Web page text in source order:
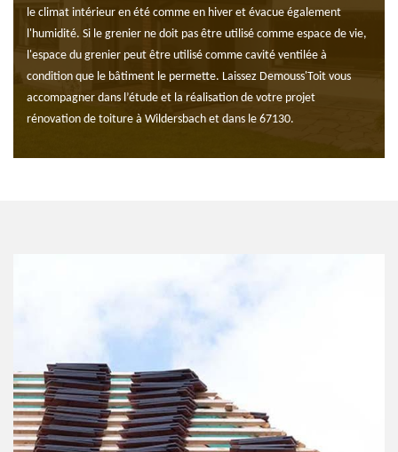
le climat intérieur en été comme en hiver et évacue également
l'humidité. Si le grenier ne doit pas être utilisé comme espace de vie,
l'espace du grenier peut être utilisé comme cavité ventilée à
condition que le bâtiment le permette. Laissez Demouss'Toit vous
accompagner dans l’étude et la réalisation de votre projet
rénovation de toiture à Wildersbach et dans le 67130.